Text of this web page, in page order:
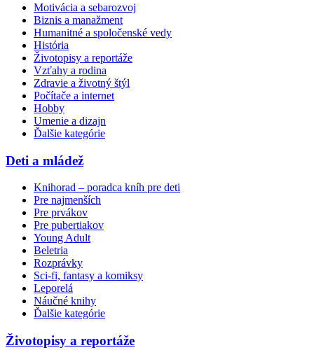
Motivácia a sebarozvoj
Biznis a manažment
Humanitné a spoločenské vedy
História
Životopisy a reportáže
Vzťahy a rodina
Zdravie a životný štýl
Počítače a internet
Hobby
Umenie a dizajn
Ďalšie kategórie
Deti a mládež
Knihorad – poradca kníh pre deti
Pre najmenších
Pre prvákov
Pre pubertiakov
Young Adult
Beletria
Rozprávky
Sci-fi, fantasy a komiksy
Leporelá
Náučné knihy
Ďalšie kategórie
Životopisy a reportáže